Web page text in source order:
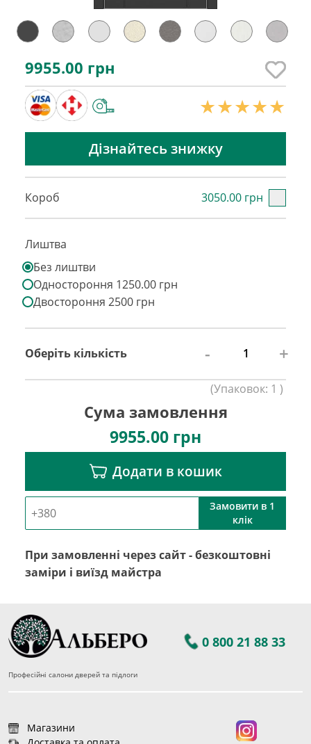
9955.00 грн
Дізнайтесь знижку
Короб 3050.00 грн
Лиштва
Без лиштви
Одностороння 1250.00 грн
Двостороння 2500 грн
Оберіть кількість - +
(Упаковок: 1 )
Сума замовлення
9955.00 грн
Додати в кошик
Замовити в 1
клік
При замовленні через сайт - безкоштовні
заміри і виїзд майстра
0 800 21 88 33
Професійні салони дверей та підлоги
Магазини